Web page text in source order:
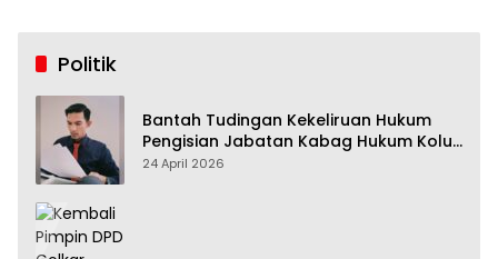
Politik
Bantah Tudingan Kekeliruan Hukum
Pengisian Jabatan Kabag Hukum Kolut,
Tim Advokasi Nilai Menyesatkan
24 April 2026